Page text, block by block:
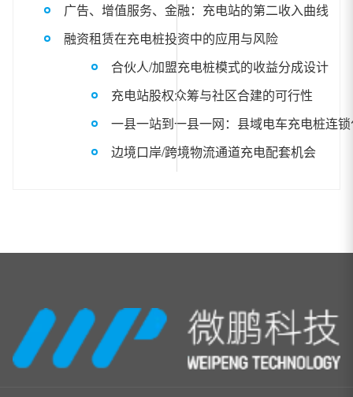
广告、增值服务、金融：充电站的第二收入曲线
融资租赁在充电桩投资中的应用与风险
合伙人/加盟充电桩模式的收益分成设计
充电站股权众筹与社区合建的可行性
一县一站到一县一网：县域电车充电桩连
边境口岸/跨境物流通道充电配套机会